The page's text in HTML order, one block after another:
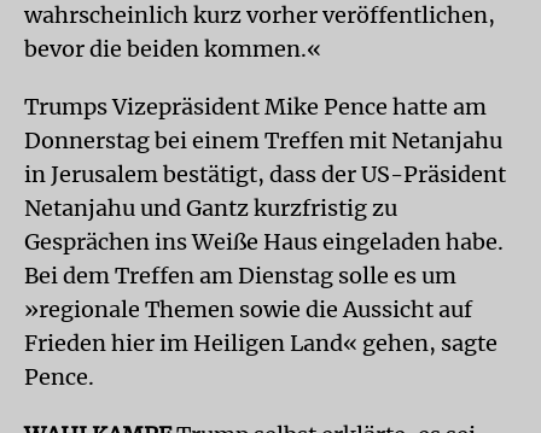
wahrscheinlich kurz vorher veröffentlichen,
bevor die beiden kommen.«
Trumps Vizepräsident Mike Pence hatte am
Donnerstag bei einem Treffen mit Netanjahu
in Jerusalem bestätigt, dass der US-Präsident
Netanjahu und Gantz kurzfristig zu
Gesprächen ins Weiße Haus eingeladen habe.
Bei dem Treffen am Dienstag solle es um
»regionale Themen sowie die Aussicht auf
Frieden hier im Heiligen Land« gehen, sagte
Pence.